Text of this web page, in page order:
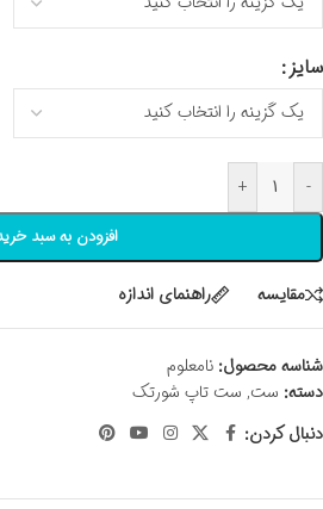
سایز
-
+
افزودن به سبد
مقايسه راهنمای اندازه
شناسه محصول: نامعلوم
دسته: ست, ست تاپ شورتک
دنبال کردن: